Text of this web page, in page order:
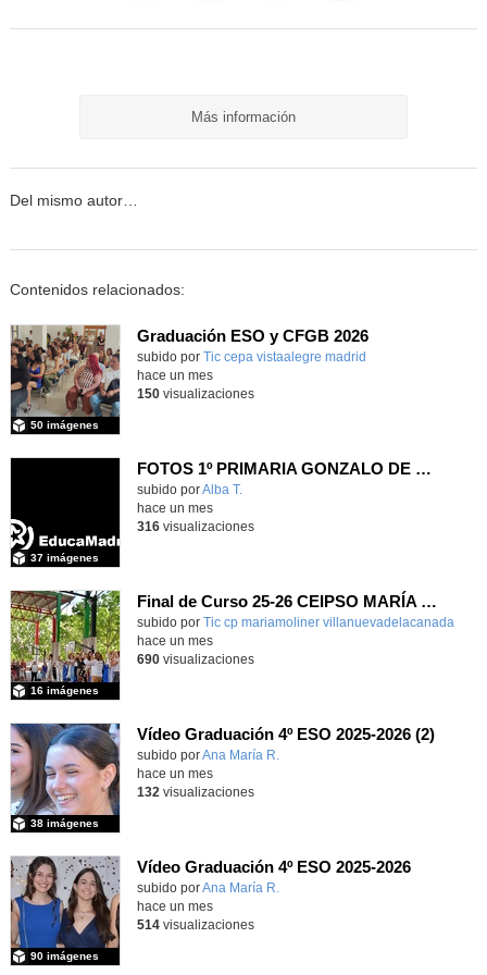
Más información
Del mismo autor…
Contenidos relacionados:
Graduación ESO y CFGB 2026
subido por Tic cepa vistaalegre madrid
50 imágenes
hace un mes
150visualizaciones
FOTOS 1º PRIMARIA GONZALO DE BERCEO
subido porAlba T.
37 imágenes
hace un mes
316visualizaciones
Final de Curso 25-26 CEIPSO MARÍA MOLINER
subido por Tic cp mariamoliner villanuevadelacanada
16 imágenes
hace un mes
690visualizaciones
Vídeo Graduación 4º ESO 2025-2026 (2)
subido porAna María R.
38 imágenes
hace un mes
132 visualizaciones
Vídeo Graduación 4º ESO 2025-2026
subido porAna María R.
90 imágenes
hace un mes
514visualizaciones